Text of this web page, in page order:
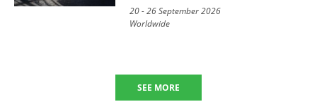
20 - 26 September 2026
Worldwide
SEE MORE